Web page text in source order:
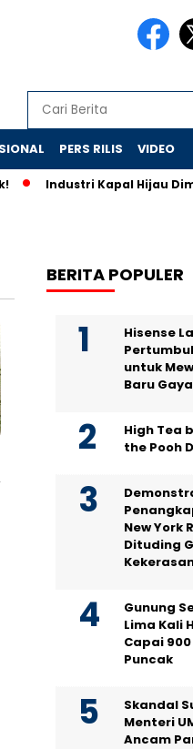
PERS RILIS VIDEO
Industri Kapal Hijau
BERITA POPULER
Hisense
untuk
Baru
High Tea
the Pooh
New York
Dituding
Gunung
Lima Kali
Capai
Puncak
Skandal
Menteri
Ancam